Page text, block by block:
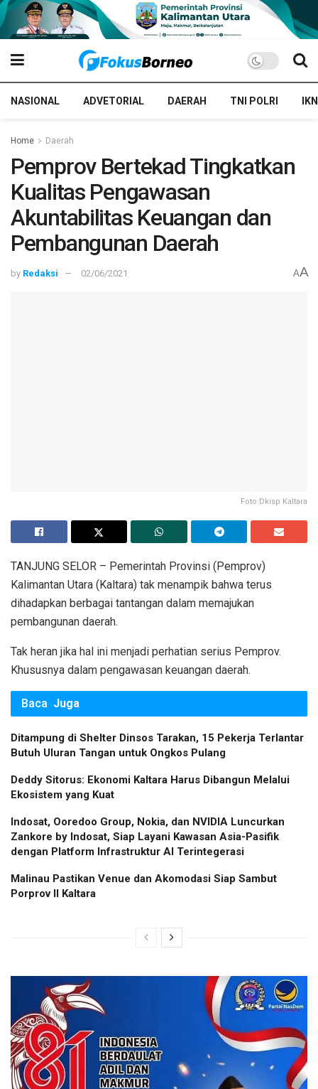
NASIONAL ADVETORIAL DAERAH TNI POLRI IKN
Home Daerah
Pemprov Bertekad Tingkatkan
Kualitas Pengawasan
Akuntabilitas Keuangan dan
Pembangunan Daerah
by Redaksi 02/06/2021 AA
Foto:Dkisp Kaltara
TANJUNG SELOR – Pemerintah Provinsi (Pemprov)
Kalimantan Utara (Kaltara) tak menampik bahwa terus
dihadapkan berbagai tantangan dalam memajukan
pembangunan daerah.
Tak heran jika hal ini menjadi perhatian serius Pemprov.
Khususnya dalam pengawasan keuangan daerah.
Baca Juga
Ditampung di Shelter Dinsos Tarakan, 15 Pekerja Terlantar
Butuh Uluran Tangan untuk Ongkos Pulang
Deddy Sitorus: Ekonomi Kaltara Harus Dibangun Melalui
Ekosistem yang Kuat
Indosat, Ooredoo Group, Nokia, dan NVIDIA Luncurkan
Zankore by Indosat, Siap Layani Kawasan Asia-Pasifik
dengan Platform Infrastruktur AI Terintegerasi
Malinau Pastikan Venue dan Akomodasi Siap Sambut
Porprov II Kaltara